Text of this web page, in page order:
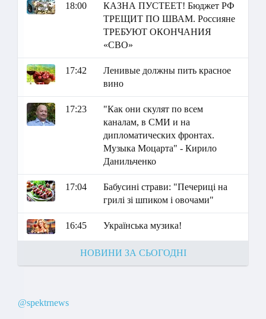
18:00
КАЗНА ПУСТЕЕТ! Бюджет РФ
ТРЕЩИТ ПО ШВАМ. Россияне
ТРЕБУЮТ ОКОНЧАНИЯ
«СВО»
17:42
Ленивые должны пить красное
вино
17:23
"Как они скулят по всем
каналам, в СМИ и на
дипломатических фронтах.
Музыка Моцарта" - Кирило
Данильченко
17:04
Бабусині страви: "Печериці на
грилі зі шпиком і овочами"
16:45 Українська музика!
НОВИНИ ЗА СЬОГОДНІ
@spektrnews